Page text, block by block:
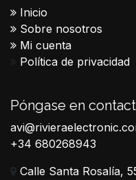
Inicio
Sobre nosotros
Mi cuenta
Política de privacidad
Póngase en
+34 680268943
Calle Santa Rosalía,